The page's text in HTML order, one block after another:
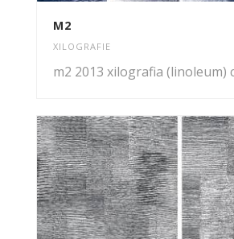
M2
XILOGRAFIE
m2 2013 xilografia (linoleum)